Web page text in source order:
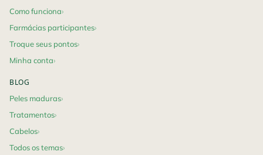
Como funciona
Farmácias participantes
Troque seus pontos
Minha conta
BLOG
Peles maduras
Tratamentos
Cabelos
Todos os temas